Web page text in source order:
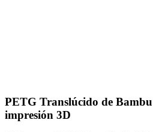
PETG Translúcido de
impresión 3D